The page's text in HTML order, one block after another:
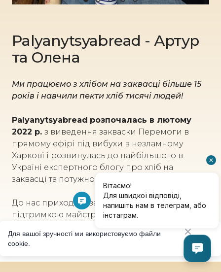
Palyanytsyabread - Артур
та Олена
Ми працюємо з хлібом на заквасці більше 15
років і навчили пекти хліб тисячі людей!
Palyanytsyabread розпочалась в лютому
2022 р. з виведення закваски Перемоги в
прямому ефірі під вибухи в незламному
Харкові і розвинулась до найбільшого в
Україні експертного блогу про хліб на
заквасці та потужної хлібної школи.
До нас приходять за результатом та
підтримкою майстрів, закоханих у свою
справу. З нами ви навчитесь пекти на заквасці
та закохаєтесь у хліб!
Для вашої зручності ми використовуємо файли
cookie.